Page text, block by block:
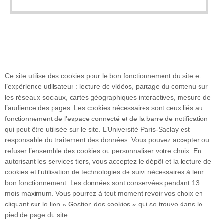
Faculté de pharmacie
91400 ORSAY
Tél. : +33 1 80 00 60 20
• Voiture : N118 - sortie 9 "Centre Universitaire"
• Transport en commun : RER B puis bus : 91-
Plan du site
Ce site utilise des cookies pour le bon fonctionnement du site et
l’expérience utilisateur : lecture de vidéos, partage du contenu sur
les réseaux sociaux, cartes géographiques interactives, mesure de
l’audience des pages. Les cookies nécessaires sont ceux liés au
fonctionnement de l'espace connecté et de la barre de notification
qui peut être utilisée sur le site. L’Université Paris-Saclay est
responsable du traitement des données. Vous pouvez accepter ou
refuser l’ensemble des cookies ou personnaliser votre choix. En
autorisant les services tiers, vous acceptez le dépôt et la lecture de
cookies et l'utilisation de technologies de suivi nécessaires à leur
bon fonctionnement. Les données sont conservées pendant 13
mois maximum. Vous pourrez à tout moment revoir vos choix en
cliquant sur le lien « Gestion des cookies » qui se trouve dans le
pied de page du site.